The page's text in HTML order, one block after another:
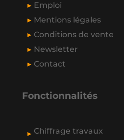
Emploi
Mentions légales
Conditions de vente
Newsletter
Contact
Fonctionnalités
Chiffrage travaux